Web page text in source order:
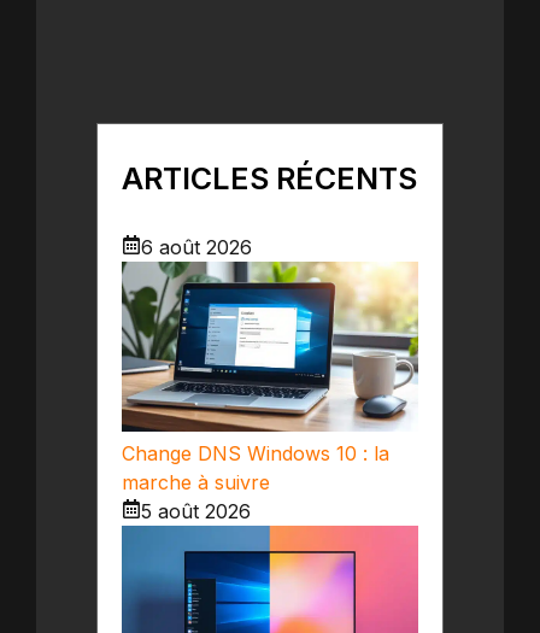
ARTICLES RÉCENTS
6 août 2026
Change DNS Windows 10 : la
marche à suivre
5 août 2026